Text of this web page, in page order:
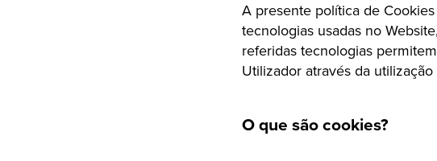
A presente política de
tecnologias usadas no
referidas tecnologias
Utilizador através da
O que são cookies?